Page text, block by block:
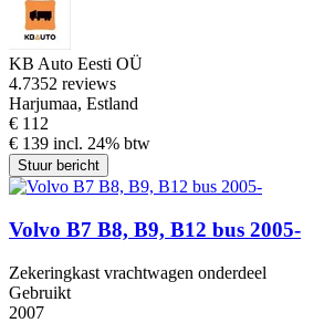
KB Auto Eesti OÜ
4.7352 reviews
Harjumaa, Estland
€ 112
€ 139 incl. 24% btw
Stuur bericht
Volvo B7 B8, B9, B12 bus 2005-
Zekeringkast vrachtwagen onderdeel
Gebruikt
2007